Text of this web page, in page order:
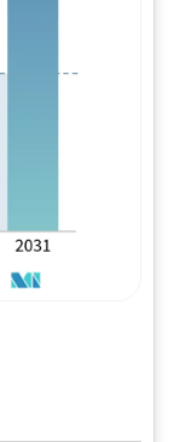
Intelligence. El uso